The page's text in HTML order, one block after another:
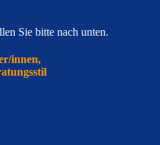
Sie bitte nach unten.
innen,